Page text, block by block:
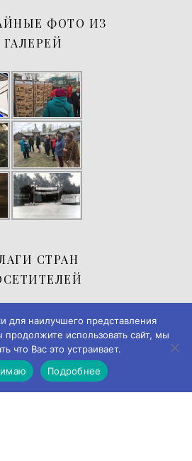
ФОТО ИЗ
ГАЛЕРЕЙ
СТРАН
для наилучшего представления
продолжите использовать сайт, мы
что Вас это устраивает.
Подробнее